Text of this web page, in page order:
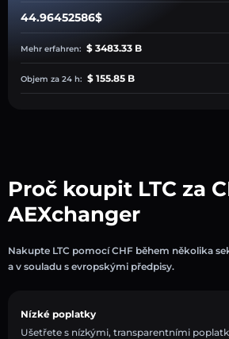
44.96452586$
Mehr erfahren: $ 3483.33 B
Objem za 24 h: $ 155.85 B
Proč koupit LTC za
AEXchanger
Nakupte LTC pomocí CHF během několika
a v souladu s evropskými předpisy.
Nízké poplatky
Ušetřete s nízkými, transparentními